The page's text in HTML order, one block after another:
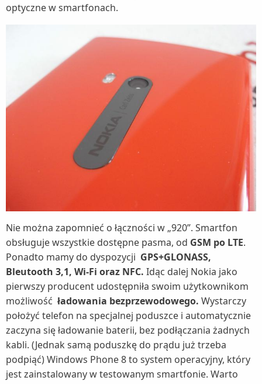
optyczne w smartfonach.
Nie można zapomnieć o łączności w „920”. Smartfon
obsługuje wszystkie dostępne pasma, od GSM po LTE.
Ponadto mamy do dyspozycji GPS+GLONASS,
Bleutooth 3,1, Wi-Fi oraz NFC. Idąc dalej Nokia jako
pierwszy producent udostępniła swoim użytkownikom
możliwość ładowania bezprzewodowego. Wystarczy
położyć telefon na specjalnej poduszce i automatycznie
zaczyna się ładowanie baterii, bez podłączania żadnych
kabli. (Jednak samą poduszkę do prądu już trzeba
podpiąć) Windows Phone 8 to system operacyjny, który
jest zainstalowany w testowanym smartfonie. Warto